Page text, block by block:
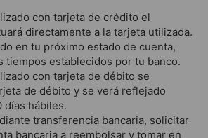
con tarjeta de crédito el
directamente a la tarjeta utilizada.
en tu próximo estado de cuenta,
tiempos establecidos por tu banco.
con tarjeta de débito se
de débito y se verá reflejado
días hábiles.
transferencia bancaria, solicitar
bancaria a reembolsar y tomar en